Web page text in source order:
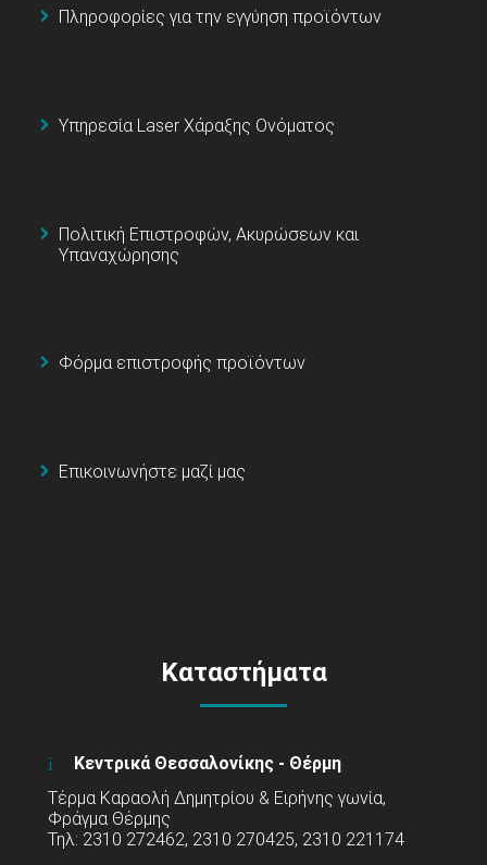
Πληροφορίες για την εγγύηση προϊόντων
Υπηρεσία Laser Χάραξης Ονόματος
Πολιτική Επιστροφών, Ακυρώσεων και
Υπαναχώρησης
Φόρμα επιστροφής προϊόντων
Επικοινωνήστε μαζί μας
Καταστήματα
Κεντρικά Θεσσαλονίκης - Θέρμη
Τέρμα Καραολή Δημητρίου & Ειρήνης γωνία,
Φράγμα Θέρμης
Τηλ: 2310 272462, 2310 270425, 2310 221174